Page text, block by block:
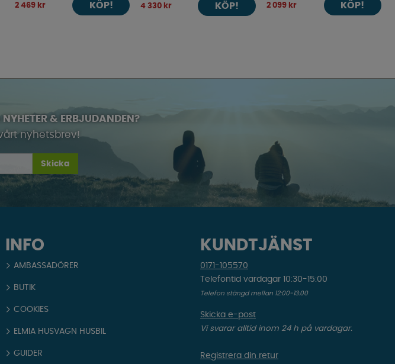
2 469 kr KÖP! 4 330 kr KÖP! 2 099 kr KÖP!
& ERBJUDANDEN?
nyhetsbrev!
Skicka
INFO
AMBASSADÖRER
BUTIK
COOKIES
ELMIA HUSVAGN HUSBIL
GUIDER
KUNDTJÄNST
0171-105570
Telefontid vardagar 10:30-15:00
Telefon stängd mellan 12:00-13:00
Skicka e-post
Vi svarar alltid inom 24 h på vardagar.
Registrera din retur